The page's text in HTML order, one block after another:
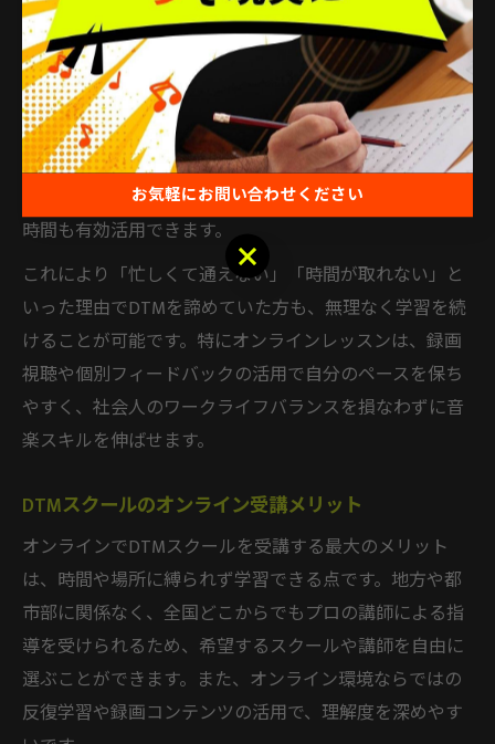
移動不要で続くDTMオンラインレッスン
DTMスクールのオンラインレッスンは、通学の手間がな
いため継続しやすいのが特徴です。自宅でパソコンやソ
フトを立ち上げるだけで、すぐに音楽制作を始められる
手軽さは社会人にとって大きなメリットです。移動時間
がゼロになることで、仕事終わりや休日のわずかな空き
時間も有効活用できます。
これにより「忙しくて通えない」「時間が取れない」と
いった理由でDTMを諦めていた方も、無理なく学習を続
けることが可能です。特にオンラインレッスンは、録画
視聴や個別フィードバックの活用で自分のペースを保ち
やすく、社会人のワークライフバランスを損なわずに音
楽スキルを伸ばせます。
DTMスクールのオンライン受講メリット
オンラインでDTMスクールを受講する最大のメリット
は、時間や場所に縛られず学習できる点です。地方や都
市部に関係なく、全国どこからでもプロの講師による指
導を受けられるため、希望するスクールや講師を自由に
選ぶことができます。また、オンライン環境ならではの
反復学習や録画コンテンツの活用で、理解度を深めやす
お気軽にお問い合わせください
お気軽にお問い合わせください